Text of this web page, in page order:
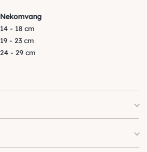
Nekomvang
14 - 18 cm
19 - 23 cm
24 - 29 cm
Klein (0 – 10kg)